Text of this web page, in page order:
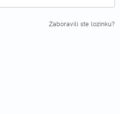
Zaboravili ste lozinku?